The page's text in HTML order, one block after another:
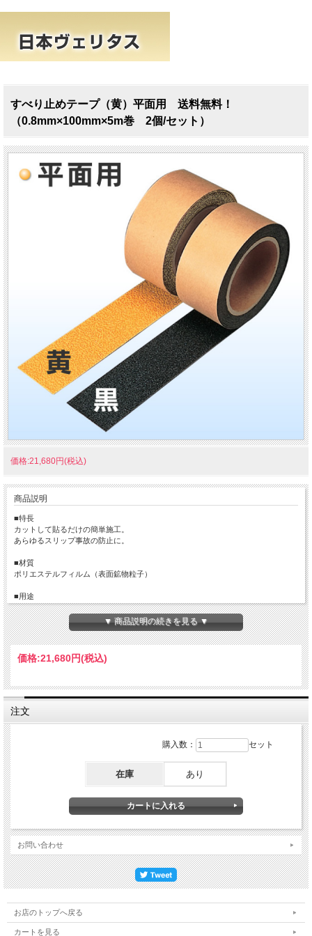
すべり止めテープ（黄）平面用 送料無料！
（0.8mm×100mm×5m巻 2個/セット）
価格:21,680円(税込)
商品説明
■特長
カットして貼るだけの簡単施工。
あらゆるスリップ事故の防止に。
■材質
ポリエステルフィルム（表面鉱物粒子）
■用途
建物の出入り口・階段･スロープなどのすべりやすい床面･航空機のタラップや建設
機械のすべり止め
▼ 商品説明の続きを見る ▼
価格:21,680円(税込)
注文
購入数： セット
在庫 あり
お問い合わせ
お店のトップへ戻る
カートを見る